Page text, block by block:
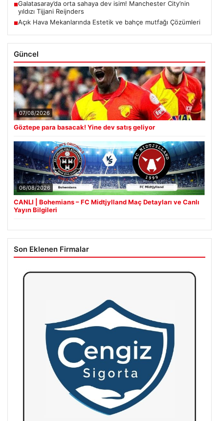
■Galatasaray’da orta sahaya dev isim! Manchester City’nin
yıldızı Tijjani Reijnders
■Açık Hava Mekanlarında Estetik ve bahçe mutfağı Çözümleri
Güncel
07/08/2026
Göztepe para basacak! Yine dev satış geliyor
06/08/2026
CANLI | Bohemians – FC Midtjylland Maç Detayları ve Canlı
Yayın Bilgileri
Son Eklenen Firmalar